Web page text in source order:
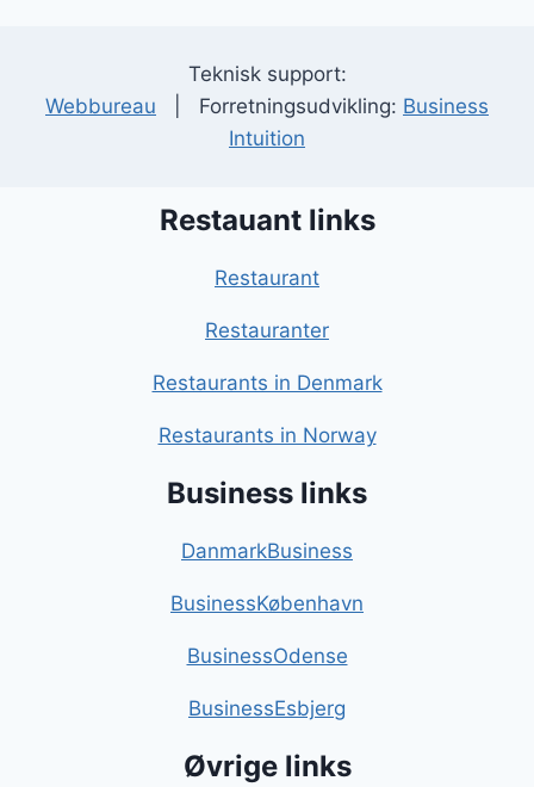
Teknisk support:
Webbureau | Forretningsudvikling: Business
Intuition
Restauant links
Restaurant
Restauranter
Restaurants in Denmark
Restaurants in Norway
Business links
DanmarkBusiness
BusinessKøbenhavn
BusinessOdense
BusinessEsbjerg
Øvrige links